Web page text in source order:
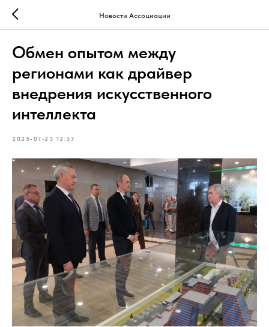
Новости Ассоциации
Обмен опытом между
регионами как драйвер
внедрения искусственного
интеллекта
2025-07-23 12:37